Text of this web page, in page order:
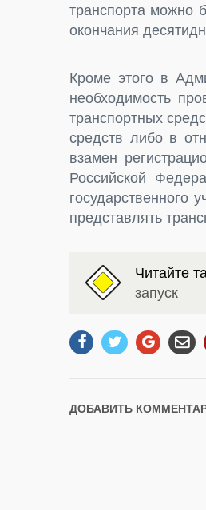
транспорта можно
окончания
Кроме этого в
необходимость
транспортных
средств либо в
взамен
Российской
государственного
представлять
Читайте
запуск
ДОБАВИТЬ